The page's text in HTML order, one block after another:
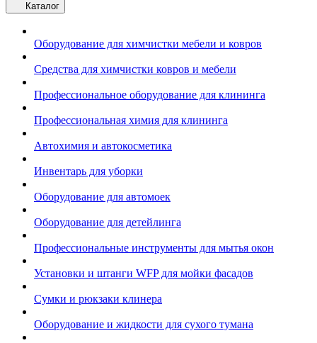
Каталог
Оборудование для химчистки мебели и ковров
Средства для химчистки ковров и мебели
Профессиональное оборудование для клининга
Профессиональная химия для клининга
Автохимия и автокосметика
Инвентарь для уборки
Оборудование для автомоек
Оборудование для детейлинга
Профессиональные инструменты для мытья окон
Установки и штанги WFP для мойки фасадов
Сумки и рюкзаки клинера
Оборудование и жидкости для сухого тумана